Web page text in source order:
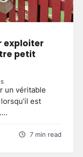
exploiter
petit
un véritable
est
7 min read